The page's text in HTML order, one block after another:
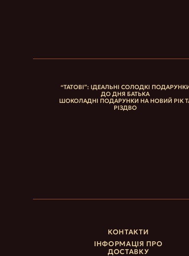
“ТАТОВІ”: ІДЕАЛЬНІ СОЛОДКІ
ДО ДНЯ БАТЬКА
ШОКОЛАДНІ ПОДАРУНКИ НА НОВИЙ РІК
РІЗДВО
КОНТАКТИ
ІНФОРМАЦІЯ ПРО
ДОСТАВКУ